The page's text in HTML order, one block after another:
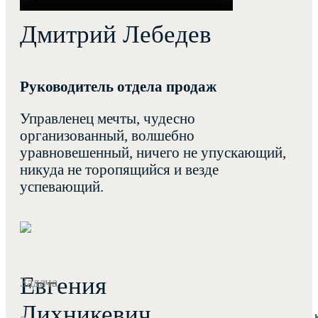
Задача
Дмитрий Лебедев
Руководитель отдела продаж
Управленец мечты, чудесно
организованный, волшебно
уравновешенный, ничего не упускающий,
никуда не торопящийся и везде
успевающий.
Евгения